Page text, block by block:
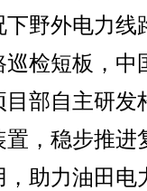
野外电力线
检短板，中
部自主研发
，稳步推进
助力油田电